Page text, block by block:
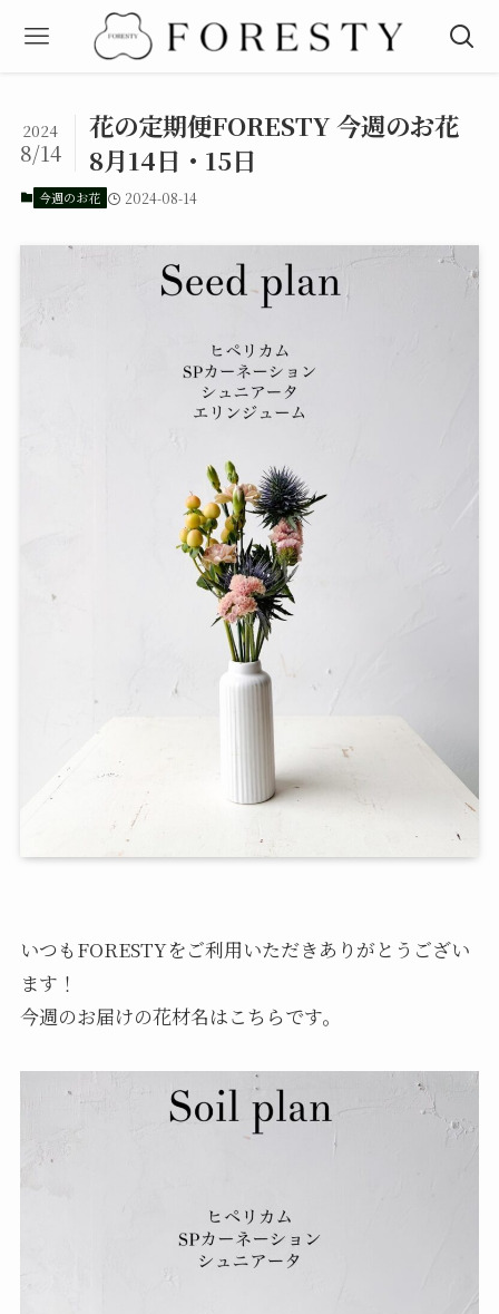
花の定期便FORESTY 今週のお花
8月14日・15日
2024
8/14
今週のお花 2024-08-14
いつもFORESTYをご利用いただきありがとうござい
ます！
今週のお届けの花材名はこちらです。